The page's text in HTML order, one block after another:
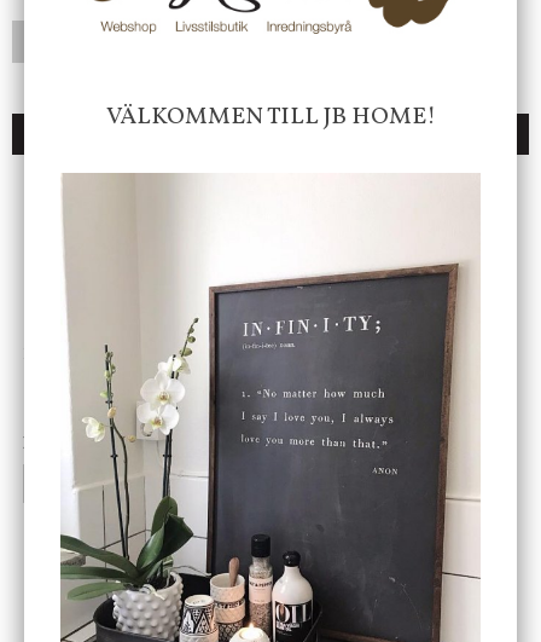
DU KANSKE OCKSÅ ÄR INTRESSERAD AV
Cloudy kruka mini, vit
199 kr
INFO KÖP
Bordslampa Mushroom
vit, Utomhus
499 kr
-20%
VÄLKOMMEN TILL JB HOME!